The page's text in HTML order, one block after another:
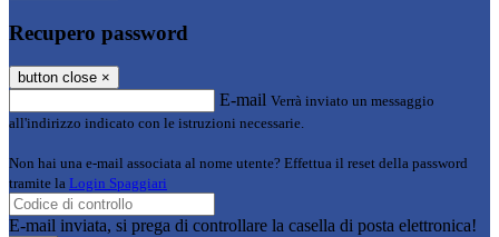
Recupero password
button close ×
E-mail Verrà inviato un messaggio
all'indirizzo indicato con le istruzioni necessarie.
Non hai una e-mail associata al nome utente? Effettua il reset della password
tramite la Login Spaggiari
E-mail inviata, si prega di controllare la casella di posta elettronica!